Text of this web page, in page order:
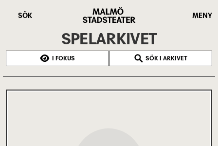
SÖK
Stadsteater
MENY
SPELARKIVET
I FOKUS SÖK I ARKIVET